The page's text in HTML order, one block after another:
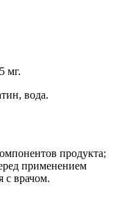
мг.
вода.
продукта;
применением
с врачом.